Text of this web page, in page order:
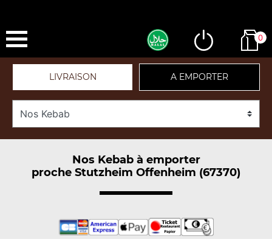
0
LIVRAISON A EMPORTER
Nos Kebab à emporter
proche Stutzheim Offenheim (67370)